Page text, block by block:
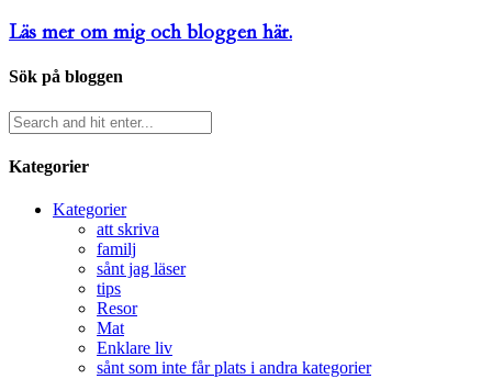
Läs mer om mig och bloggen här.
Sök på bloggen
Kategorier
Kategorier
att skriva
familj
sånt jag läser
tips
Resor
Mat
Enklare liv
sånt som inte får plats i andra kategorier